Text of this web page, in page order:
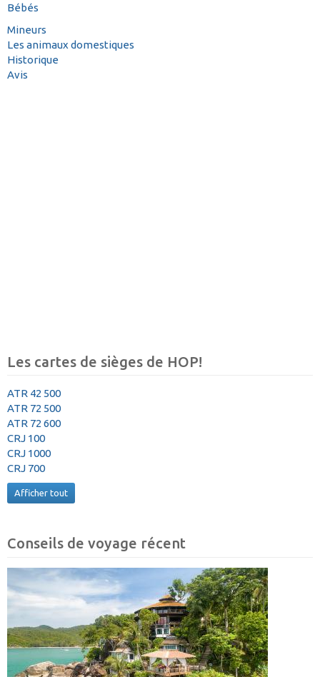
Bébés
Mineurs
Les animaux domestiques
Historique
Avis
Les cartes de sièges de HOP!
ATR 42 500
ATR 72 500
ATR 72 600
CRJ 100
CRJ 1000
CRJ 700
Afficher tout
Conseils de voyage récent